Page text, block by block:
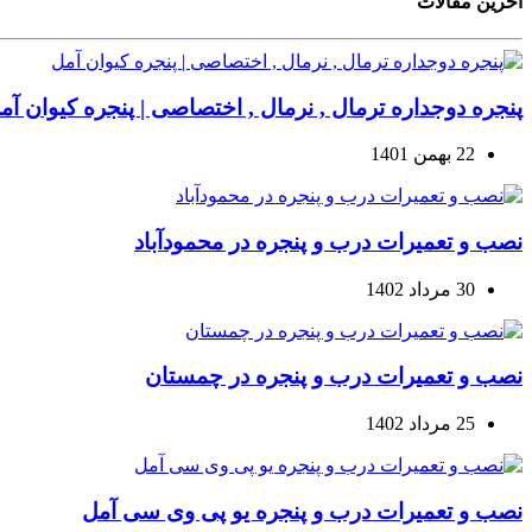
پنجره دوجداره ترمال , نرمال , اختصاصی | پنجره کیوان
22 بهمن 1401
نصب و تعمیرات درب و پنجره در محمودآباد
30 مرداد 1402
نصب و تعمیرات درب و پنجره در چمستان
25 مرداد 1402
نصب و تعمیرات درب و پنجره یو پی وی سی آمل